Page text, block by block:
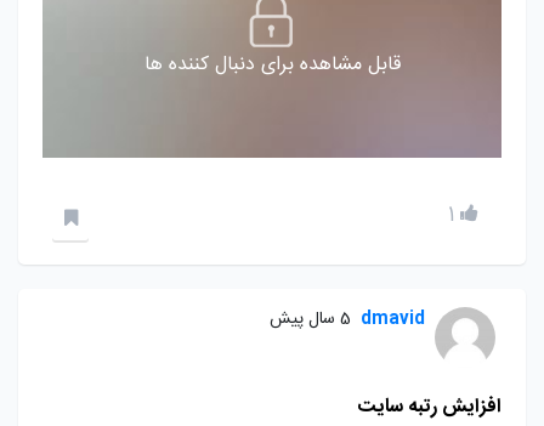
قابل مشاهده برای دنبال کننده ها
1
dmavid 5 سال پیش
افزایش رتبه سایت